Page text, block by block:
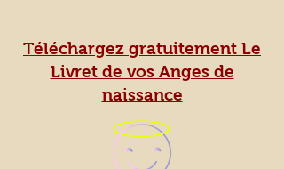
Téléchargez gratuitement Le
Livret de vos Anges de
naissance